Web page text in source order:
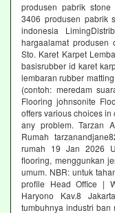
produsen pabrik
3406 produsen pabrik
indonesia
hargaalamat produsen
Sto. Karet Karpet
basisrubber id karet
lembaran rubber
(contoh: meredam
Flooring johnsonite
offers various choices
any problem. Tarzan
Rumah
rumah 19 Jan 2026
flooring, menggunkan
umum. NBR: untuk
profile Head Office |
Haryono Kav.8
tumbuhnya industri ban